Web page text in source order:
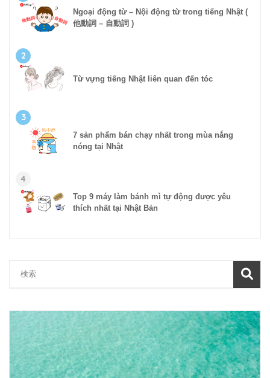
Ngoại động từ – Nội động từ trong tiếng Nhật (
他動詞 – 自動詞 )
2
Từ vựng tiếng Nhật liên quan đến tóc
3
7 sản phẩm bán chạy nhất trong mùa nắng
nóng tại Nhật
4
Top 9 máy làm bánh mì tự động được yêu
thích nhất tại Nhật Bản